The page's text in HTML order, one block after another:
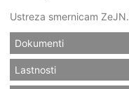
Ustreza smernicam ZeJN.
Dokumenti
Lastnosti